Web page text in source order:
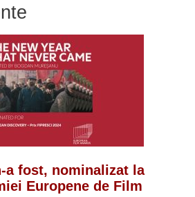
a fost, nominalizat la
Europene de Film